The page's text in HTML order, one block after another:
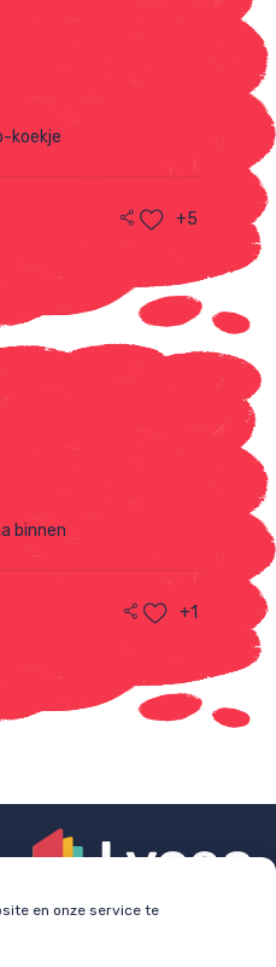
en onze service te
koekje
+5
binnen
+1